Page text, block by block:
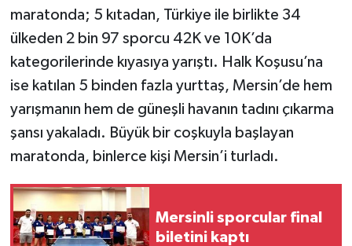
maratonda; 5 kıtadan, Türkiye ile birlikte 34
ülkeden 2 bin 97 sporcu 42K ve 10K’da
kategorilerinde kıyasıya yarıştı. Halk Koşusu’na
ise katılan 5 binden fazla yurttaş, Mersin’de hem
yarışmanın hem de güneşli havanın tadını çıkarma
şansı yakaladı. Büyük bir coşkuyla başlayan
maratonda, binlerce kişi Mersin’i turladı.
Mersinli sporcular final
biletini kaptı